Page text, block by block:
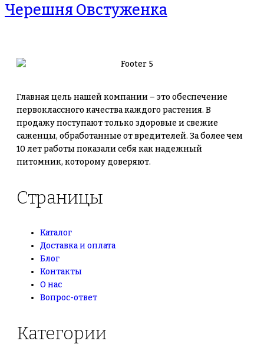
Черешня Овстуженка
Главная цель нашей компании – это обеспечение
первоклассного качества каждого растения. В
продажу поступают только здоровые и свежие
саженцы, обработанные от вредителей. За более чем
10 лет работы показали себя как надежный
питомник, которому доверяют.
Страницы
Каталог
Доставка и оплата
Блог
Контакты
О нас
Вопрос-ответ
Категории